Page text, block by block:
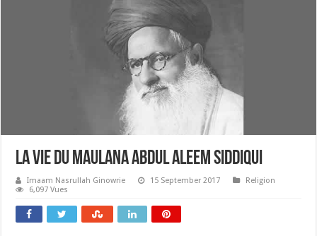
La vie du Maulana Abdul Aleem Siddiqui
Imaam Nasrullah Ginowrie 15 September 2017
Religion
6,097 Vues